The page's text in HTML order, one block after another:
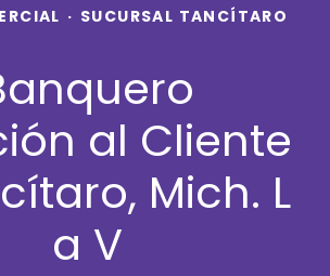
· SUCURSAL TANCÍTARO
al Cliente
Mich. L
a V